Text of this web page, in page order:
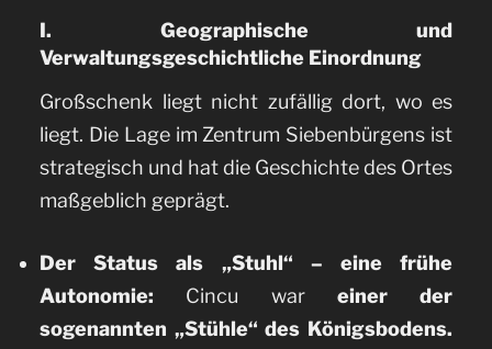
I. Geographische und
Verwaltungsgeschichtliche Einordnung
Großschenk liegt nicht zufällig dort, wo es
liegt. Die Lage im Zentrum Siebenbürgens ist
strategisch und hat die Geschichte des Ortes
maßgeblich geprägt.
Der Status als „Stuhl“ – eine frühe
Autonomie: Cincu war einer der
sogenannten „Stühle“ des Königsbodens.